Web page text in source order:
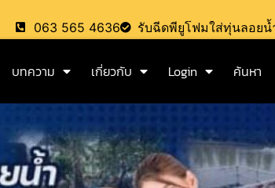
063 565 4636 รับฉีดพียูโฟมใส่ทุ่นลอยน้
บทความ เกี่ยวกับ Login ค้นหา